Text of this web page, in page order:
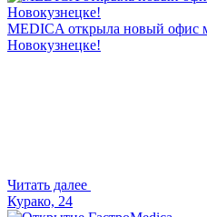
MEDICA открыла новый офис
Новокузнецке!
Читать далее
Курако, 24